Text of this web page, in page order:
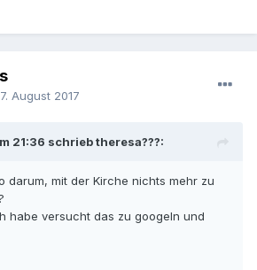
August 2017
21:36 schrieb theresa???:
darum, mit der Kirche nichts mehr zu
habe versucht das zu googeln und